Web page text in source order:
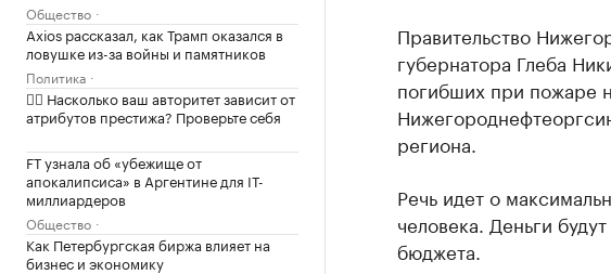
Общество
Axios рассказал, как Трамп оказался в
ловушке из-за войны и памятников
Политика
✍🏻 Насколько ваш авторитет зависит от
атрибутов престижа? Проверьте себя
FT узнала об «убежище от
апокалипсиса» в Аргентине для IT-
миллиардеров
Общество
Как Петербургская биржа влияет на
бизнес и экономику
Правительство
губернатора Глеба
погибших при
региона.
Речь идет о
человека. Деньги
бюджета.